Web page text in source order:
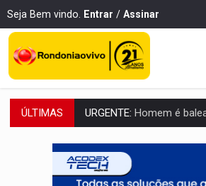
Seja Bem vindo. Entrar / Assinar
ÚLTIMAS URGENTE: Homem é
GRAVE:Homem é
VÍDEO: Denarc e Receita Federal